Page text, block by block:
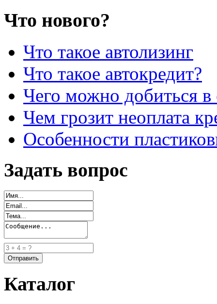
Что нового?
Что такое автолизинг
Что такое автокредит?
Чего можно добиться в
Чем грозит неоплата
Особенности
Задать вопрос
Каталог